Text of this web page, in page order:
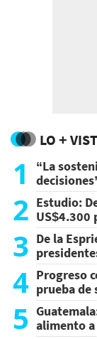
LO +
1
“La
2 Estudio:
US$4.300
3 De la
4 Progreso
prueba de
5 alimento